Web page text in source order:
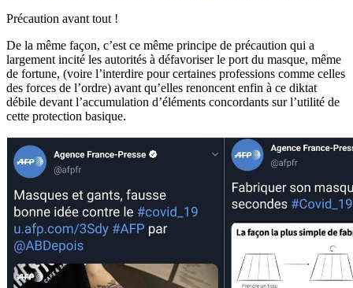
Précaution avant tout !
De la même façon, c’est ce même principe de précaution qui a
largement incité les autorités à défavoriser le port du masque, même
de fortune, (voire l’interdire pour certaines professions comme celles
des forces de l’ordre) avant qu’elles renoncent enfin à ce diktat
débile devant l’accumulation d’éléments concordants sur l’utilité de
cette protection basique.